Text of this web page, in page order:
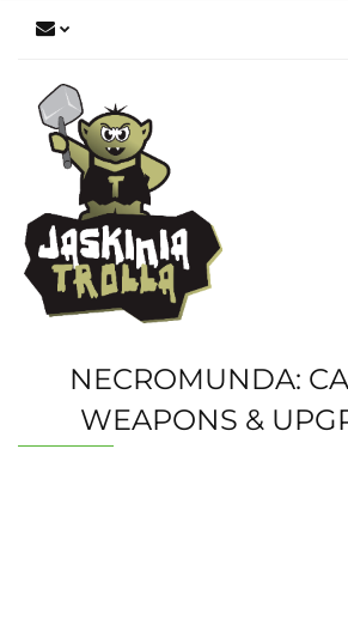
NECROMUNDA:
WEAPONS &